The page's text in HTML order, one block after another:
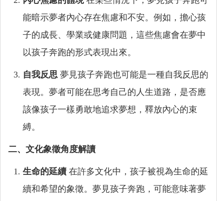
能暗示夢者內心存在焦慮和不安。例如，擔心孩
子的成長、學業或健康問題，這些焦慮會在夢中
以孩子奔跑的形式表現出來。
自我反思 夢見孩子奔跑也可能是一種自我反思的
表現。夢者可能在思考自己的人生道路，是否應
該像孩子一樣勇敢地追求夢想，釋放內心的束
縛。
二、文化象徵角度解讀
生命的延續 在許多文化中，孩子被視為生命的延
續和希望的象徵。夢見孩子奔跑，可能意味著夢